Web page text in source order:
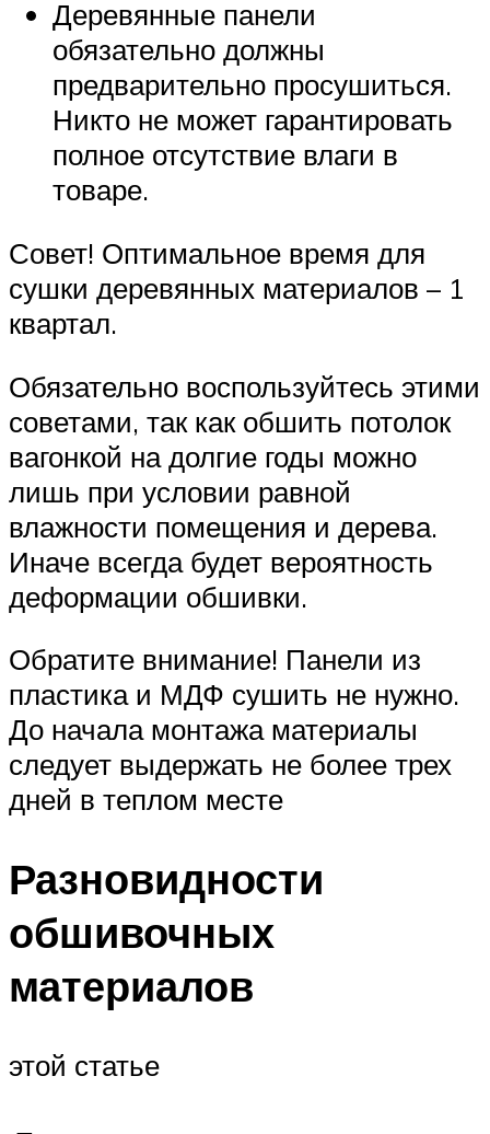
Деревянные панели
обязательно должны
предварительно просушиться.
Никто не может гарантировать
полное отсутствие влаги в
товаре.
Совет! Оптимальное время для
сушки деревянных материалов – 1
квартал.
Обязательно воспользуйтесь этими
советами, так как обшить потолок
вагонкой на долгие годы можно
лишь при условии равной
влажности помещения и дерева.
Иначе всегда будет вероятность
деформации обшивки.
Обратите внимание! Панели из
пластика и МДФ сушить не нужно.
До начала монтажа материалы
следует выдержать не более трех
дней в теплом месте
Разновидности
обшивочных
материалов
этой статье